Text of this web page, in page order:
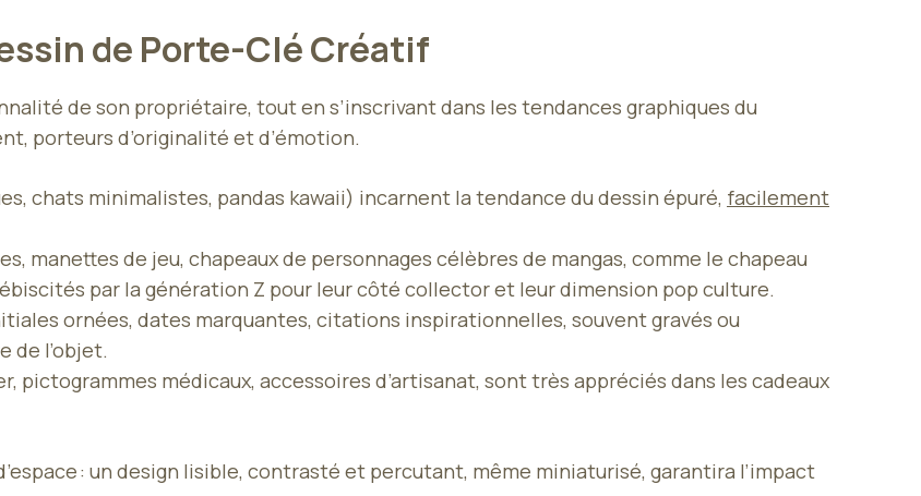
de Porte-Clé Créatif
de son propriétaire, tout en s’inscrivant dans les tendances graphiques du
porteurs d’originalité et d’émotion.
chats minimalistes, pandas kawaii) incarnent la tendance du dessin épuré, facilement
manettes de jeu, chapeaux de personnages célèbres de mangas, comme le chapeau
par la génération Z pour leur côté collector et leur dimension pop culture.
ornées, dates marquantes, citations inspirationnelles, souvent gravés ou
de l’objet.
pictogrammes médicaux, accessoires d’artisanat, sont très appréciés dans les cadeaux
: un design lisible, contrasté et percutant, même miniaturisé, garantira l’impact